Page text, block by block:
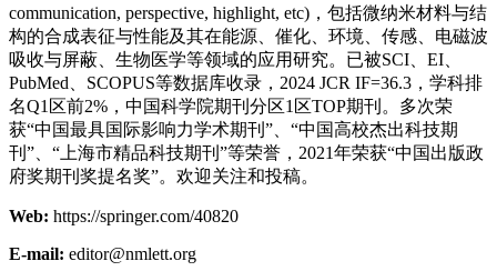
communication, perspective, highlight, etc)，包括微纳米材料与结
构的合成表征与性能及其在能源、催化、环境、传感、电磁波
吸收与屏蔽、生物医学等领域的应用研究。已被SCI、EI、
PubMed、SCOPUS等数据库收录，2024 JCR IF=36.3，学科排
名Q1区前2%，中国科学院期刊分区1区TOP期刊。多次荣
获“中国最具国际影响力学术期刊”、“中国高校杰出科技期
刊”、“上海市精品科技期刊”等荣誉，2021年荣获“中国出版政
府奖期刊奖提名奖”。欢迎关注和投稿。
Web: https://springer.com/40820
E-mail: editor@nmlett.org